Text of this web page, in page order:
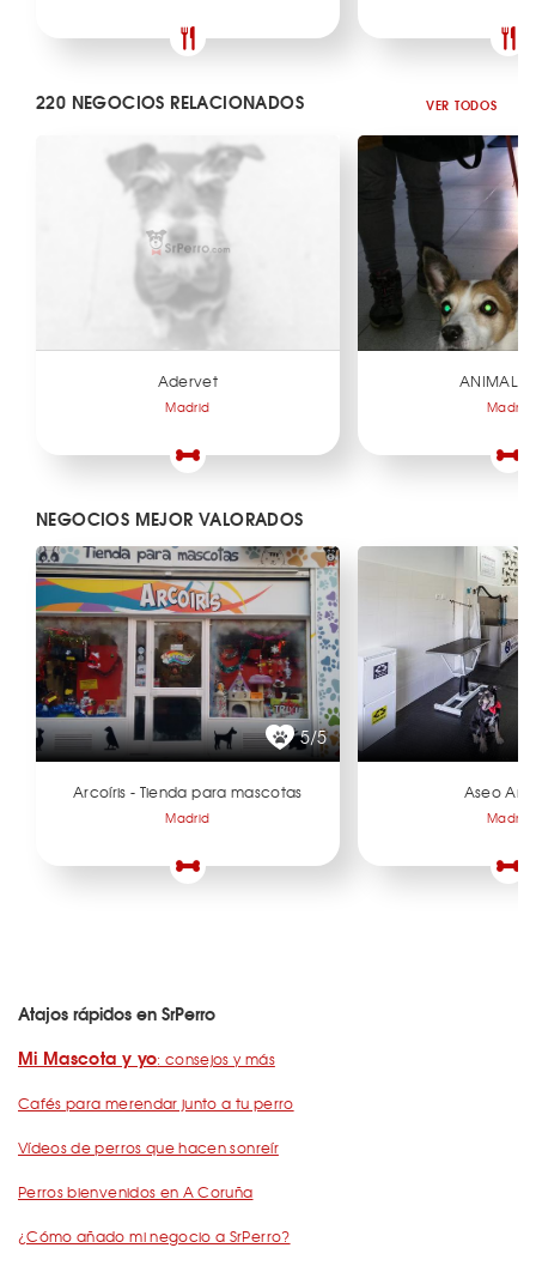
220 NEGOCIOS RELACIONADOS VER TODOS
Adervet
Madrid
ANIMAL
Madrid
NEGOCIOS MEJOR VALORADOS
5/5
Arcoíris - Tienda para mascotas
Madrid
Aseo
Madrid
Atajos rápidos en SrPerro
Mi Mascota y yo: consejos y más
Cafés para merendar junto a tu perro
Vídeos de perros que hacen sonreír
Perros bienvenidos en A Coruña
¿Cómo añado mi negocio a SrPerro?